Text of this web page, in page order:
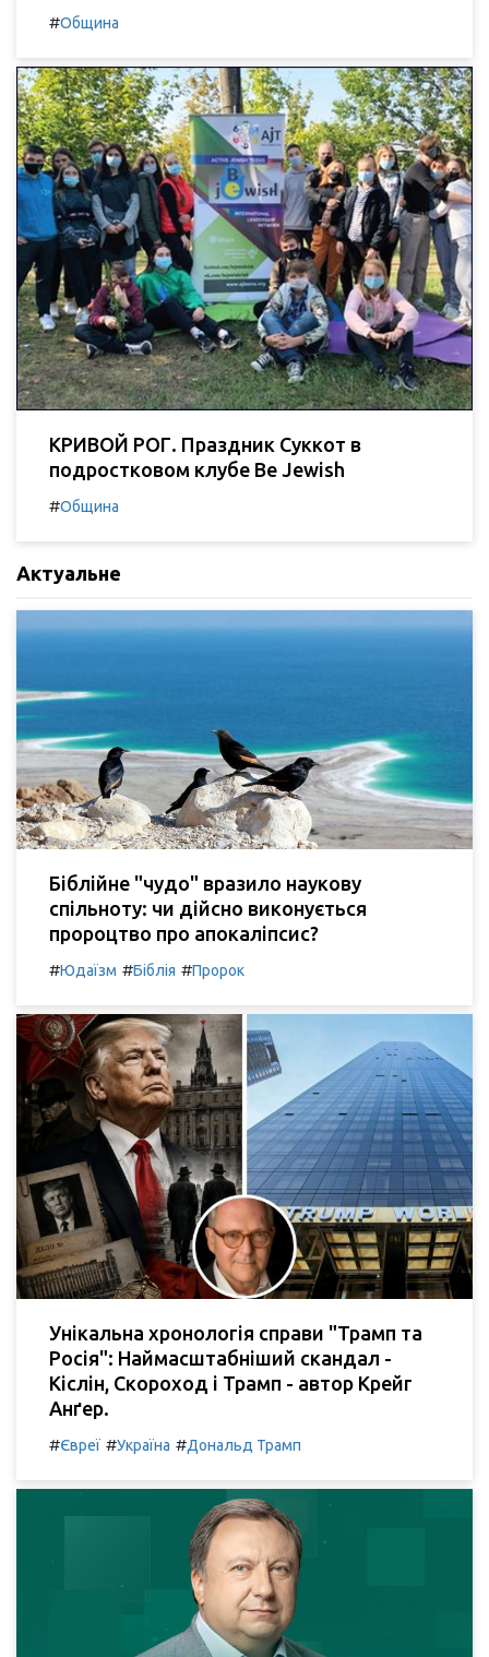
#Община
КРИВОЙ РОГ. Праздник Суккот в
подростковом клубе Be Jewish
#Община
Актуальне
Біблійне "чудо" вразило наукову
спільноту: чи дійсно виконується
пророцтво про апокаліпсис?
#Юдаїзм #Біблія #Пророк
Унікальна хронологія справи "Трамп та
Росія": Наймасштабніший скандал -
Кіслін, Скороход і Трамп - автор Крейг
Анґер.
#Євреї #Україна #Дональд Трамп